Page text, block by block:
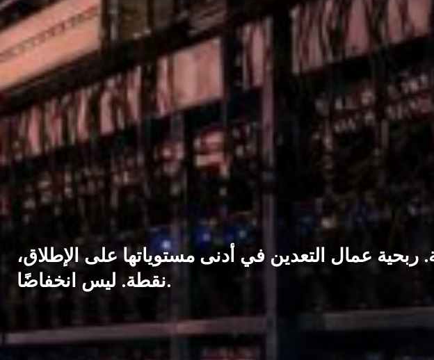
عمال التعدين في أدنى مستوياتها على الإطلاق،
نقطة. ليس انخفاضًا.